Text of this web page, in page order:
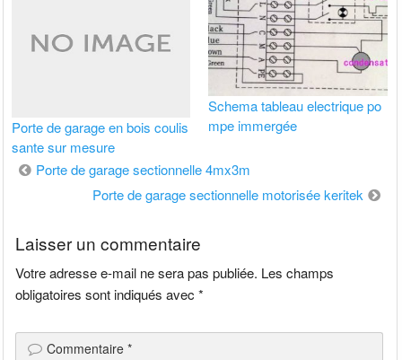
Porte de garage en bois coulis
sante sur mesure
Schema tableau electrique po
mpe immergée
Navigation
Porte de garage sectionnelle 4mx3m
Porte de garage sectionnelle motorisée keritek
Laisser un commentaire
Votre adresse e-mail ne sera pas publiée. Les champs
obligatoires sont indiqués avec*
Commentaire*